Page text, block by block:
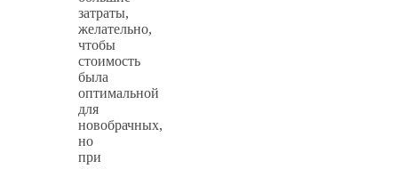
затраты,
желательно,
чтобы
стоимость
была
оптимальной
для
новобрачных,
но
при